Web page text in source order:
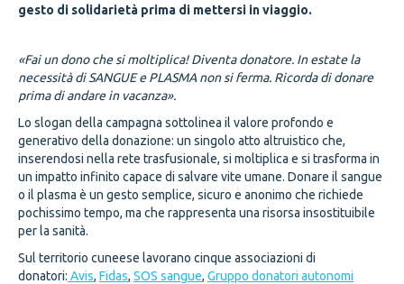
gesto di solidarietà prima di mettersi in viaggio.
«Fai un dono che si moltiplica! Diventa donatore. In estate la
necessità di SANGUE e PLASMA non si ferma. Ricorda di donare
prima di andare in vacanza».
Lo slogan della campagna sottolinea il valore profondo e
generativo della donazione: un singolo atto altruistico che,
inserendosi nella rete trasfusionale, si moltiplica e si trasforma in
un impatto infinito capace di salvare vite umane. Donare il sangue
o il plasma è un gesto semplice, sicuro e anonimo che richiede
pochissimo tempo, ma che rappresenta una risorsa insostituibile
per la sanità.
Sul territorio cuneese lavorano cinque associazioni di
donatori: Avis, Fidas, SOS sangue, Gruppo donatori autonomi